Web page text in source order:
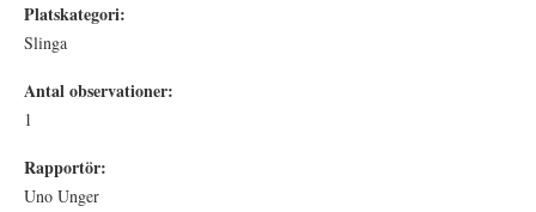
Platskategori:
Slinga
Antal observationer:
1
Rapportör:
Uno Unger